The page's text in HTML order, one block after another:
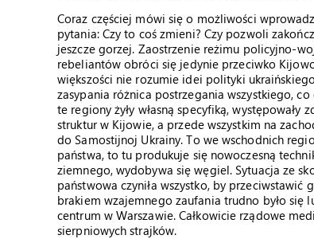
Coraz częściej mówi się o możliwości
pytania: Czy to coś zmieni? Czy pozwoli
jeszcze gorzej. Zaostrzenie reżimu policyjno-
rebeliantów obróci się jedynie przeciwko
większości nie rozumie idei polityki
zasypania różnica postrzegania wszystkiego,
te regiony żyły własną specyfiką,
struktur w Kijowie, a przede wszystkim na
do Samostijnoj Ukrainy. To we wschodnich
państwa, to tu produkuje się nowoczesną
ziemnego, wydobywa się węgiel. Sytuacja ze
państwowa czyniła wszystko, by
brakiem wzajemnego zaufania trudno było
centrum w Warszawie. Całkowicie rządowe
sierpniowych strajków.